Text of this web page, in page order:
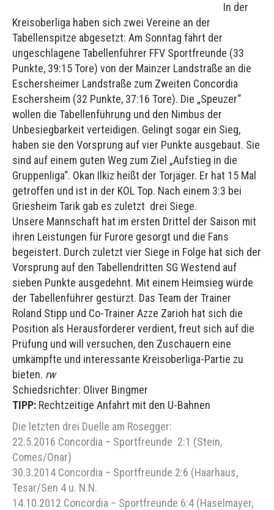
In der
Kreisoberliga haben sich zwei Vereine an der
Tabellenspitze abgesetzt: Am Sonntag fährt der
ungeschlagene Tabellenführer FFV Sportfreunde (33
Punkte, 39:15 Tore) von der Mainzer Landstraße an die
Eschersheimer Landstraße zum Zweiten Concordia
Eschersheim (32 Punkte, 37:16 Tore). Die „Speuzer“
wollen die Tabellenführung und den Nimbus der
Unbesiegbarkeit verteidigen. Gelingt sogar ein Sieg,
haben sie den Vorsprung auf vier Punkte ausgebaut. Sie
sind auf einem guten Weg zum Ziel „Aufstieg in die
Gruppenliga“. Okan Ilkiz heißt der Torjäger. Er hat 15 Mal
getroffen und ist in der KOL Top. Nach einem 3:3 bei
Griesheim Tarik gab es zuletzt drei Siege.
Unsere Mannschaft hat im ersten Drittel der Saison mit
ihren Leistungen für Furore gesorgt und die Fans
begeistert. Durch zuletzt vier Siege in Folge hat sich der
Vorsprung auf den Tabellendritten SG Westend auf
sieben Punkte ausgedehnt. Mit einem Heimsieg würde
der Tabellenführer gestürzt. Das Team der Trainer
Roland Stipp und Co-Trainer Azze Zarioh hat sich die
Position als Herausforderer verdient, freut sich auf die
Prüfung und will versuchen, den Zuschauern eine
umkämpfte und interessante Kreisoberliga-Partie zu
bieten. rw
Schiedsrichter: Oliver Bingmer
TIPP: Rechtzeitige Anfahrt mit den U-Bahnen
Die letzten drei Duelle am Rosegger:
22.5.2016 Concordia – Sportfreunde 2:1 (Stein,
Comes/Onar)
30.3.2014 Concordia – Sportfreunde 2:6 (Haarhaus,
Tesar/Sen 4 u. N.N.
14.10.2012 Concordia – Sportfreunde 6:4 (Haselmayer,